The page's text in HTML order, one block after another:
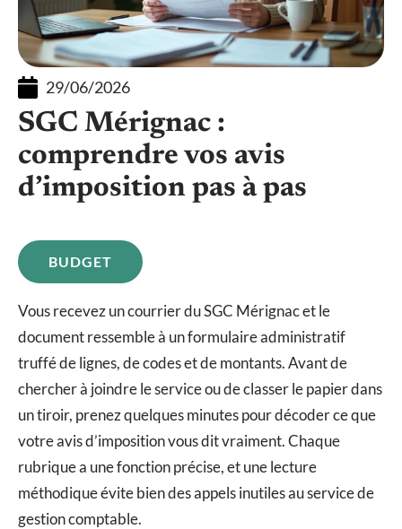
29/06/2026
SGC Mérignac :
comprendre vos avis
d’imposition pas à pas
BUDGET
Vous recevez un courrier du SGC Mérignac et le
document ressemble à un formulaire administratif
truffé de lignes, de codes et de montants. Avant de
chercher à joindre le service ou de classer le papier dans
un tiroir, prenez quelques minutes pour décoder ce que
votre avis d’imposition vous dit vraiment. Chaque
rubrique a une fonction précise, et une lecture
méthodique évite bien des appels inutiles au service de
gestion comptable.